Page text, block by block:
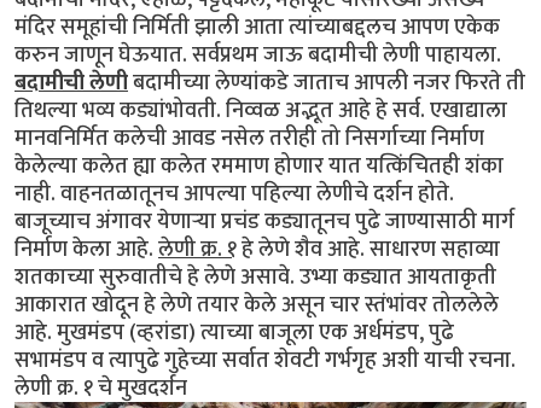
मंदिर समूहांची निर्मिती झाली आता त्यांच्याबद्दलच आपण एकेक
करुन जाणून घेऊयात. सर्वप्रथम जाऊ बदामीची लेणी पाहायला.
बदामीची लेणीबदामीच्या लेण्यांकडे जाताच आपली नजर फिरते ती
तिथल्या भव्य कड्यांभोवती. निव्वळ अद्भूत आहे हे सर्व. एखाद्याला
मानवनिर्मित कलेची आवड नसेल तरीही तो निसर्गाच्या निर्माण
केलेल्या कलेत ह्या कलेत रममाण होणार यात यत्किंचितही शंका
नाही. वाहनतळातूनच आपल्या पहिल्या लेणीचे दर्शन होते.
बाजूच्याच अंगावर येणार्‍या प्रचंड कड्यातूनच पुढे जाण्यासाठी मार्ग
निर्माण केला आहे.लेणी क्र. १हे लेणे शैव आहे. साधारण सहाव्या
शतकाच्या सुरुवातीचे हे लेणे असावे. उभ्या कड्यात आयताकृती
आकारात खोदून हे लेणे तयार केले असून चार स्तंभांवर तोललेले
आहे. मुखमंडप (व्हरांडा) त्याच्या बाजूला एक अर्धमंडप, पुढे
सभामंडप व त्यापुढे गुहेच्या सर्वात शेवटी गर्भगृह अशी याची रचना.
लेणी क्र. १ चे मुखदर्शन